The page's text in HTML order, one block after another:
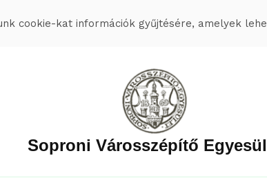
Soproni Városszépítő
cookie-kat információk gyűjtésére, amelyek